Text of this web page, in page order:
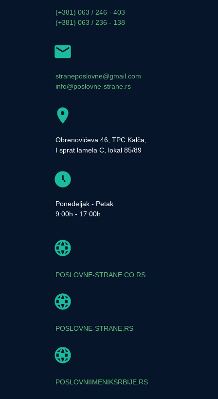
(+381) 063 / 246 - 403
(+381) 063 / 236 - 138
straneposlovne@gmail.com
info@poslovne-strane.rs
Obrenovićeva 46, TPC Kalča,
I sprat lamela C, lokal 85/89
Ponedeljak - Petak
9:00h - 17:00h
POSLOVNE-STRANE.CO.RS
POSLOVNE-STRANE.RS
POSLOVNIIMENIKSRBIJE.RS